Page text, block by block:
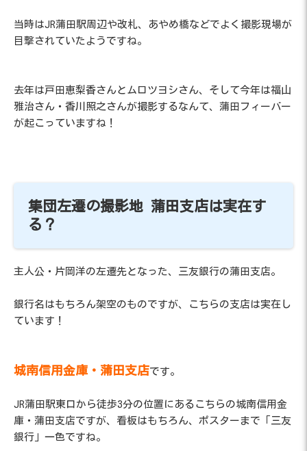
当時はJR蒲田駅周辺や改札、あやめ橋などでよく撮影現場が
目撃されていたようですね。
去年は戸田恵梨香さんとムロツヨシさん、そして今年は福山
雅治さん・香川照之さんが撮影するなんて、蒲田フィーバー
が起こっていますね！
集団左遷の撮影地 蒲田支店は実在す
る？
主人公・片岡洋の左遷先となった、三友銀行の蒲田支店。
銀行名はもちろん架空のものですが、こちらの支店は実在し
ています！
城南信用金庫・蒲田支店です。
JR蒲田駅東口から徒歩3分の位置にあるこちらの城南信用金
庫・蒲田支店ですが、看板はもちろん、ポスターまで「三友
銀行」一色ですね。